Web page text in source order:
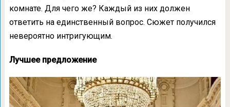
комнате. Для чего же? Каждый из них должен
ответить на единственный вопрос. Сюжет получился
невероятно интригующим.
Лучшее предложение